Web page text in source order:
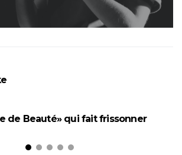
de Beauté» qui fait frissonner